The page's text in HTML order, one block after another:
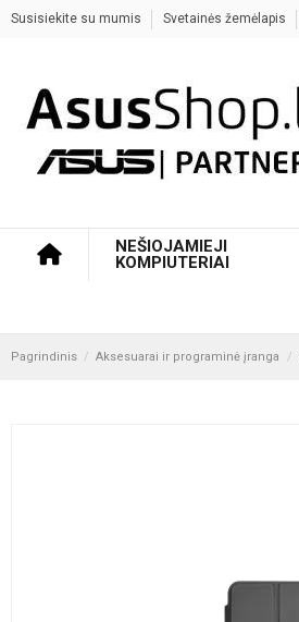
Susisiekite su mumis Svetainės žemėlapis
NEŠIOJAMIEJI
KOMPIUTERIAI
Pagrindinis Aksesuarai ir programinė įranga